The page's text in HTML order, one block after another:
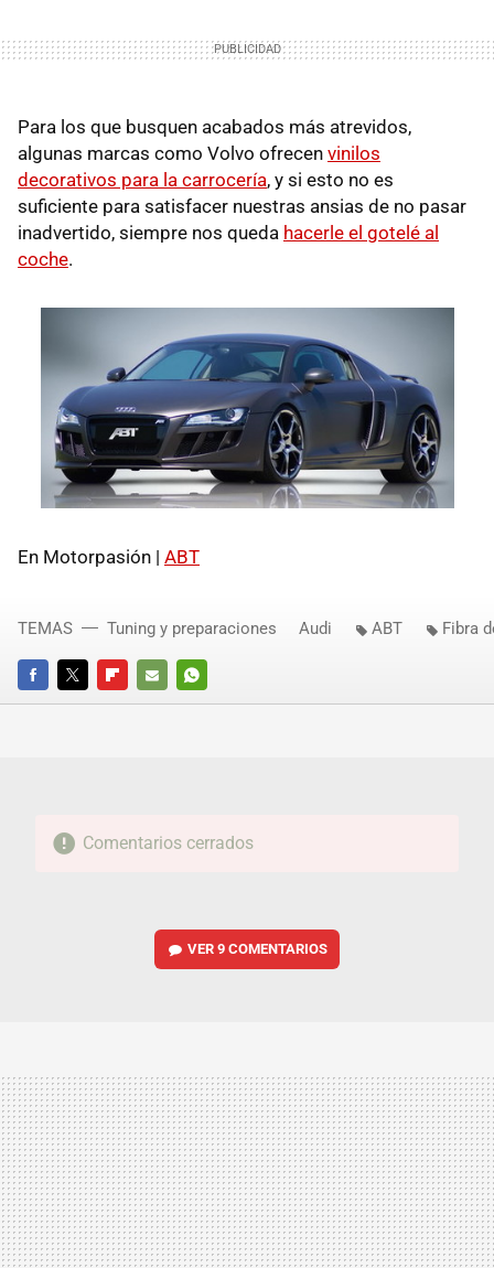
Para los que busquen acabados más atrevidos,
algunas marcas como Volvo ofrecen vinilos
decorativos para la carrocería, y si esto no es
suficiente para satisfacer nuestras ansias de no pasar
inadvertido, siempre nos queda hacerle el gotelé al
coche.
En Motorpasión | ABT
FACEBOOKTWITTERFLIPBOARD
E-
WHATSAPP
TEMAS Tuning y preparaciones Audi ABT Fibra
Comentarios cerrados
VER9 COMENTARIOS